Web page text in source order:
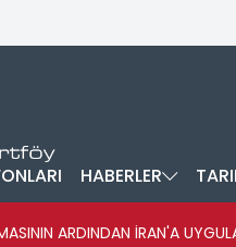
HABERLER
ARDINDAN İRAN'A